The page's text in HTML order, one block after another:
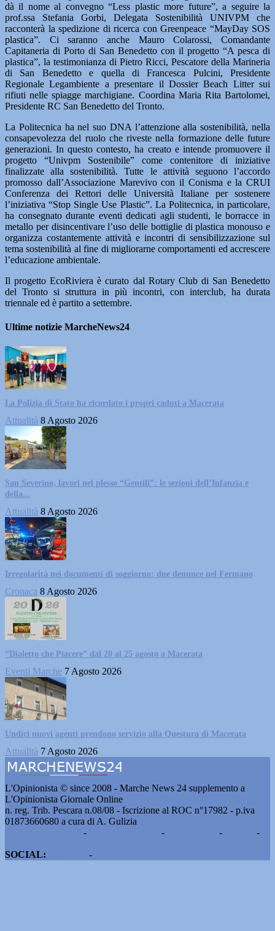
dà il nome al convegno “Less plastic more future”, a seguire la
prof.ssa Stefania Gorbi, Delegata Sostenibilità UNIVPM che
racconterà la spedizione di ricerca con Greenpeace “MayDay SOS
plastica”. Ci saranno anche Mauro Colarossi, Comandante
Capitaneria di Porto di San Benedetto con il progetto “A pesca di
plastica”, la testimonianza di Pietro Ricci, Pescatore della Marineria
di San Benedetto e quella di Francesca Pulcini, Presidente
Regionale Legambiente a presentare il Dossier Beach Litter sui
rifiuti nelle spiagge marchigiane. Coordina Maria Rita Bartolomei,
Presidente RC San Benedetto del Tronto.
La Politecnica ha nel suo DNA l’attenzione alla sostenibilità, nella
consapevolezza del ruolo che riveste nella formazione delle future
generazioni. In questo contesto, ha creato e intende promuovere il
progetto “Univpm Sostenibile” come contenitore di iniziative
finalizzate alla sostenibilità. Tutte le attività seguono l’accordo
promosso dall’Associazione Marevivo con il Conisma e la CRUI
Conferenza dei Rettori delle Università Italiane per sostenere
l’iniziativa “Stop Single Use Plastic”. La Politecnica, in particolare,
ha consegnato durante eventi dedicati agli studenti, le borracce in
metallo per disincentivare l’uso delle bottiglie di plastica monouso e
organizza costantemente attività e incontri di sensibilizzazione sul
tema sostenibilità al fine di migliorarne comportamenti ed accrescere
l’educazione ambientale.
Il progetto EcoRiviera è curato dal Rotary Club di San Benedetto
del Tronto si struttura in più incontri, con interclub, ha durata
triennale ed è partito a settembre.
Ultime notizie MarcheNews24
La Polizia di Stato ha ricordato i propri caduti a Macerata
Attualità 8 Agosto 2026
San Severino, lavori nel plesso “Gentili”: le sezioni dell’Infanzia e
della...
Attualità 8 Agosto 2026
Irregolarità nei documenti di soggiorno: due denunce nel Fermano
Cronaca 8 Agosto 2026
“Dialetto che Piacere” dal 20 al 25 agosto a Macerata
Eventi Marche 7 Agosto 2026
Undici nuovi agenti prendono servizio alla Questura di Macerata
Attualità 7 Agosto 2026
L'Opinionista © since 2008 - Marche News 24 supplemento a
L'Opinionista Giornale Online
n. reg. Trib. Pescara n.08/08 - Iscrizione al ROC n°17982 - p.iva
01873660680 a cura di A. Gulizia
- - -
-
SOCIAL:
-